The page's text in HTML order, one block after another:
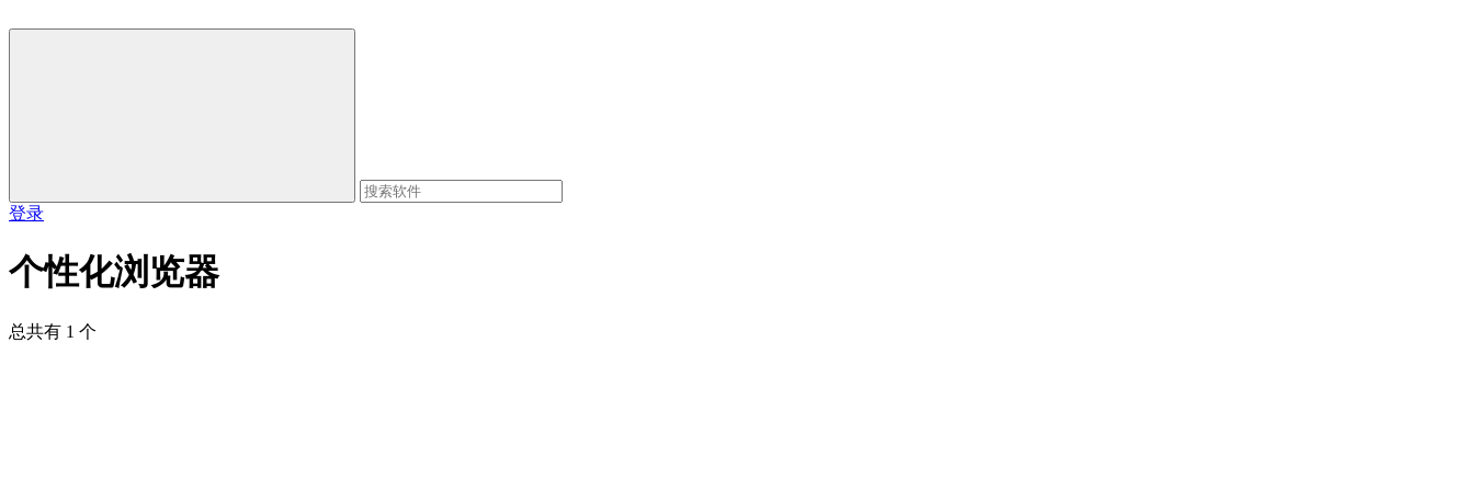
登录
个性化浏览器
总共有 1 个